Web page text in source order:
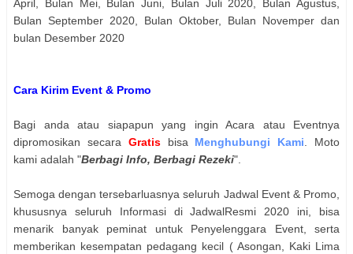
April, Bulan Mei, Bulan Juni, Bulan Juli 2020, Bulan Agustus,
Bulan September 2020, Bulan Oktober, Bulan Novemper dan
bulan Desember 2020
Cara Kirim Event & Promo
Bagi anda atau siapapun yang ingin Acara atau Eventnya
dipromosikan secara Gratisbisa Menghubungi Kami. Moto
kami adalah "Berbagi Info, Berbagi Rezeki".
Semoga dengan tersebarluasnya seluruh Jadwal Event & Promo,
khususnya seluruh Informasi di JadwalResmi 2020 ini, bisa
menarik banyak peminat untuk Penyelenggara Event, serta
memberikan kesempatan pedagang kecil ( Asongan, Kaki Lima